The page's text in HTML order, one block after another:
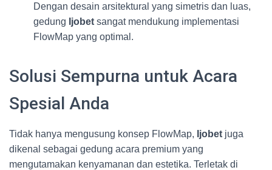
Dengan desain arsitektural yang simetris dan luas,
gedung Ijobet sangat mendukung implementasi
FlowMap yang optimal.
Solusi Sempurna untuk Acara
Spesial Anda
Tidak hanya mengusung konsep FlowMap, Ijobet juga
dikenal sebagai gedung acara premium yang
mengutamakan kenyamanan dan estetika. Terletak di